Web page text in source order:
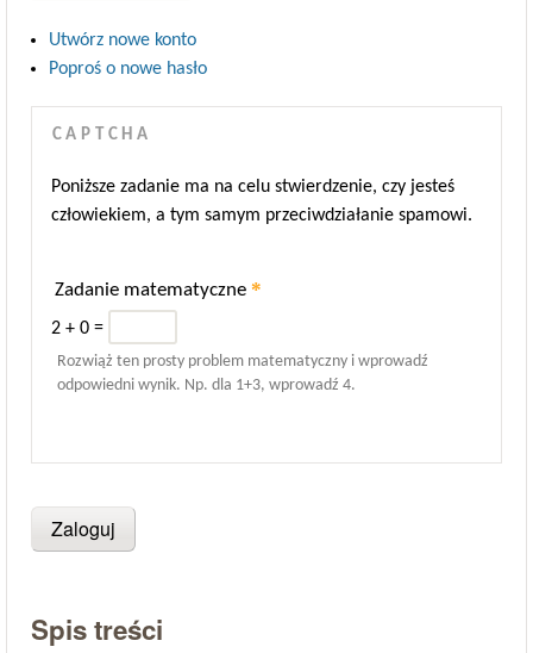
Utwórz nowe konto
Poproś o nowe hasło
CAPTCHA
Poniższe zadanie ma na celu stwierdzenie, czy jesteś
człowiekiem, a tym samym przeciwdziałanie spamowi.
Zadanie matematyczne *
2 + 0 =
Rozwiąż ten prosty problem matematyczny i wprowadź
odpowiedni wynik. Np. dla 1+3, wprowadź 4.
Spis treści